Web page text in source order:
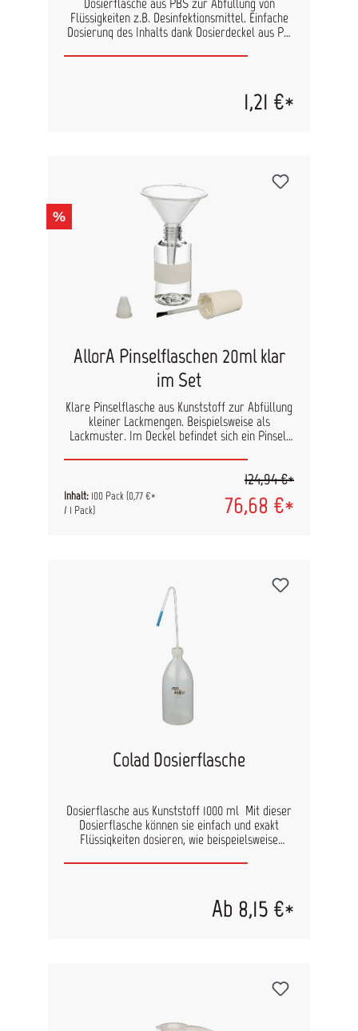
Dosierflasche aus PBS zur Abfüllung von
Flüssigkeiten z.B. Desinfektionsmittel. Einfache
Dosierung des Inhalts dank Dosierdeckel aus PP.
Durchmischen des Inhalts Füllmenge: 500ml
1,21 €*
%
AllorA Pinselflaschen 20ml klar
im Set
Klare Pinselflasche aus Kunststoff zur Abfüllung
kleiner Lackmengen. Beispielsweise als
Lackmuster. Im Deckel befindet sich ein Pinsel,
Kugel zum Aufmischen der Farbe vor der
Verarbeitung, sorgt für gleichmäßige
Pigmentverteilung. Inkl. Trichter, Abstreifer und
Etiketten. Befüllbar mit 20ml.
Inhalt: 100 Pack(0,77 €*
/ 1 Pack)
76,68 €*
124,94 €*
Colad Dosierflasche
Dosierflasche aus Kunststoff 1000 ml Mit dieser
Dosierflasche können sie einfach und exakt
Flüssigkeiten dosieren, wie beispeielsweise
Wasserbasislacksysteme. Die feine Dosierspitze
Ab 8,15 €*